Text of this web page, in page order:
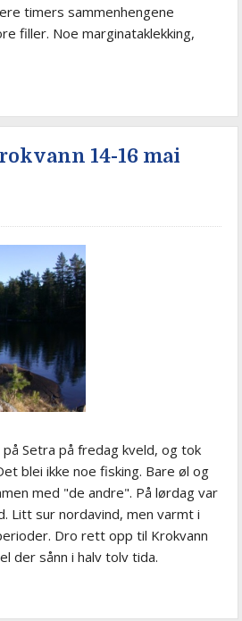
timers sammenhengene
filler. Noe marginataklekking,
14-16 mai
Setra på fredag kveld, og tok
blei ikke noe fisking. Bare øl og
med "de andre". På lørdag var
Litt sur nordavind, men varmt i
Dro rett opp til Krokvann
der sånn i halv tolv tida.